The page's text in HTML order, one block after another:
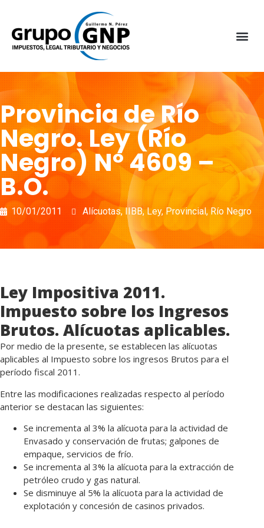
Provincia de Río
Negro. Ley (Río
Negro) Nº 4609 –
B.O.
10/01/2011 Alícuotas,IIBB,Ley,Provincial,Río Negro
Ley Impositiva 2011.
Impuesto sobre los Ingresos
Brutos. Alícuotas aplicables.
Por medio de la presente, se establecen las alícuotas
aplicables al Impuesto sobre los ingresos Brutos para el
período fiscal 2011.
Entre las modificaciones realizadas respecto al período
anterior se destacan las siguientes:
Se incrementa al 3% la alícuota para la actividad de
Envasado y conservación de frutas; galpones de
empaque, servicios de frío.
Se incrementa al 3% la alícuota para la extracción de
petróleo crudo y gas natural.
Se disminuye al 5% la alícuota para la actividad de
explotación y concesión de casinos privados.